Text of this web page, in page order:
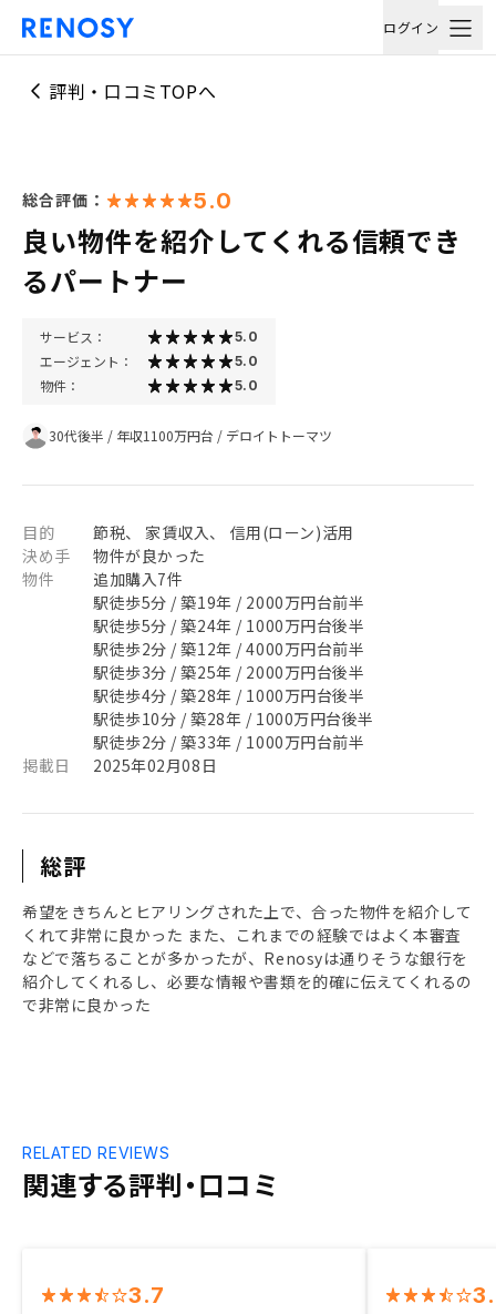
ログイン
評判・口コミTOPへ
総合評価： 5.0
良い物件を紹介してくれる信頼でき
るパートナー
サービス： 5.0
エージェント： 5.0
物件： 5.0
30代後半 / 年収1100万円台 / デロイトトーマツ
目的
節税、 家賃収入、 信用(ローン)活用
決め手
物件が良かった
物件
追加購入7件
駅徒歩5分 / 築19年 / 2000万円台前半
駅徒歩5分 / 築24年 / 1000万円台後半
駅徒歩2分 / 築12年 / 4000万円台前半
駅徒歩3分 / 築25年 / 2000万円台後半
駅徒歩4分 / 築28年 / 1000万円台後半
駅徒歩10分 / 築28年 / 1000万円台後半
駅徒歩2分 / 築33年 / 1000万円台前半
掲載日
2025年02月08日
総評
希望をきちんとヒアリングされた上で、合った物件を紹介して
くれて非常に良かった また、これまでの経験ではよく本審査
などで落ちることが多かったが、Renosyは通りそうな銀行を
紹介してくれるし、必要な情報や書類を的確に伝えてくれるの
で非常に良かった
関連する評判・口コミ
RELATED REVIEWS
3.7